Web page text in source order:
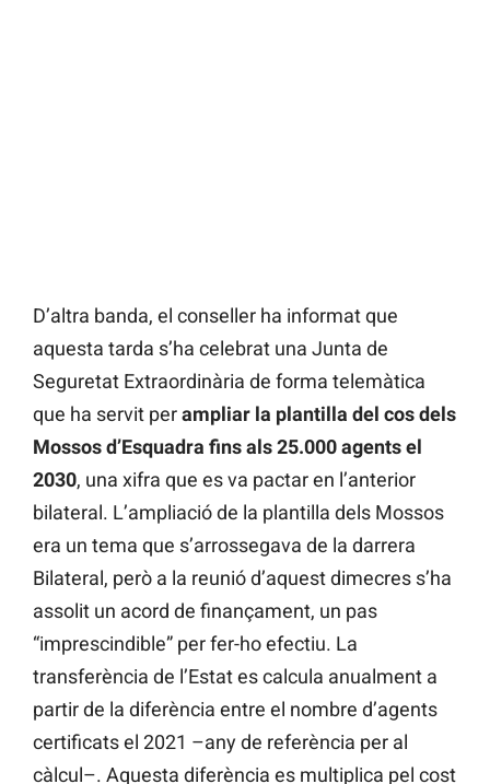
D’altra banda, el conseller ha informat que
aquesta tarda s’ha celebrat una Junta de
Seguretat Extraordinària de forma telemàtica
que ha servit perampliar la plantilla del cos dels
Mossos d’Esquadra fins als 25.000 agents el
2030, una xifra que es va pactar en l’anterior
bilateral. L’ampliació de la plantilla dels Mossos
era un tema que s’arrossegava de la darrera
Bilateral, però a la reunió d’aquest dimecres s’ha
assolit un acord de finançament, un pas
“imprescindible” per fer-ho efectiu. La
transferència de l’Estat es calcula anualment a
partir de la diferència entre el nombre d’agents
certificats el 2021 –any de referència per al
càlcul–. Aquesta diferència es multiplica pel cost